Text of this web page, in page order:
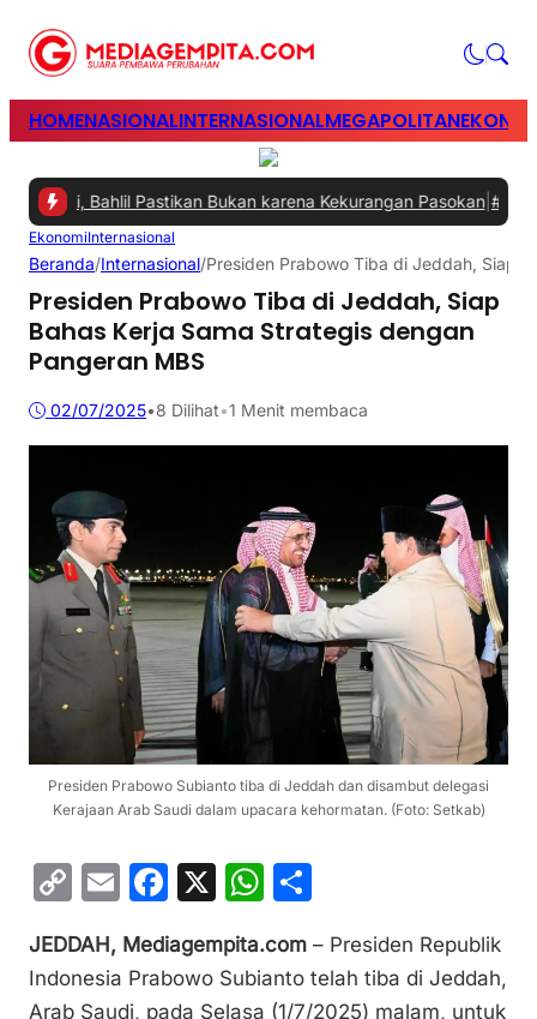
HOMENASIONALINTERNASIONALMEGAPOLITAN
Bahlil Pastikan Bukan karena Kekurangan Pasokan|#2 -
EkonomiInternasional
Beranda/Internasional/Presiden Prabowo Tiba di Jeddah, Siap
Presiden Prabowo Tiba di Jeddah, Siap
Bahas Kerja Sama Strategis dengan
Pangeran MBS
02/07/2025•8 Dilihat•1 Menit membaca
Presiden Prabowo Subianto tiba di Jeddah dan disambut delegasi
Kerajaan Arab Saudi dalam upacara kehormatan. (Foto: Setkab)
C
p
y
E
ai
l
F
c
e
X
W
at
s
ar
e
JEDDAH, Mediagempita.com – Presiden Republik
Indonesia Prabowo Subianto telah tiba di Jeddah,
Arab Saudi, pada Selasa (1/7/2025) malam, untuk